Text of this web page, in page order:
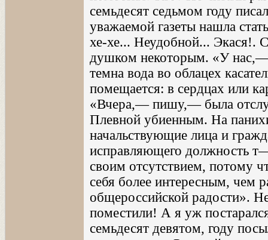
семьдесят седьмом году
уважаемой газеты нашла
хе-хе... Неудобной... Экася!.
душком некоторым. «У
темна вода во облацех
помещается: в сердцах или
«Вчера,— пишу,— была
Плевной убиенным. На
начальствующие лица и
исправляющего должность
своим отсутствием, потому
себя более интересным, чем
общероссийской радости».
поместили! А я уж
семьдесят девятом, году